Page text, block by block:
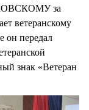
за
ветеранскому
он передал
знак «Ветеран